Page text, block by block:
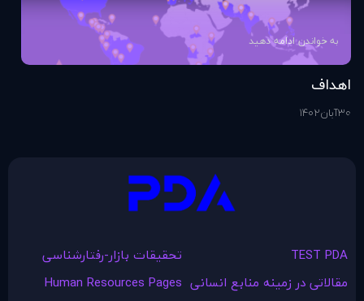
به خواندن ادامه دهید
اهداف
30آبان1402
TEST PDA
تحقیقات بازار-رفتارشناسی
مقالاتی در زمينه منابع انسانی Human Resources Pages